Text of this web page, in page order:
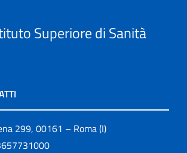
Superiore di Sanità
299, 00161 – Roma (I)